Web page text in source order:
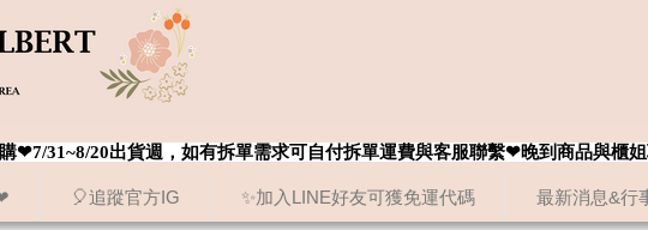
🎈追蹤官方IG ✨加入LINE好友可獲免運代碼 最新消息&行
❤7/31~8/20出貨週，如有拆單需求可自付拆單運費與客服聯繫❤晚到商品與櫃